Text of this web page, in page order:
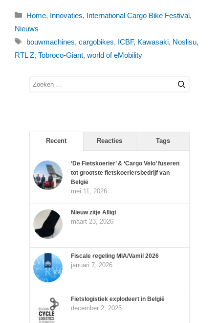
Categorieën
Home, Innovaties, International Cargo Bike Festival,
Nieuws
Tags
bouwmachines, cargobikes, ICBF, Kawasaki, Noslisu,
RTL Z, Tobroco-Giant, world of eMobility
Zoek
Recent Reacties Tags
‘De Fietskoerier’ & ‘Cargo Velo’ fuseren
tot grootste fietskoeriersbedrijf van
België
mei 11, 2026
Nieuw zitje Alligt
maart 23, 2026
Fiscale regeling MIA/Vamil 2026
januari 7, 2026
Fietslogistiek explodeert in België
december 2, 2025